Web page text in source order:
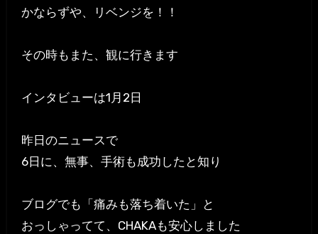
かならずや、リベンジを！！
その時もまた、観に行きます
インタビューは1月2日
昨日のニュースで
6日に、無事、手術も成功したと知り
ブログでも「痛みも落ち着いた」と
おっしゃってて、CHAKAも安心しました